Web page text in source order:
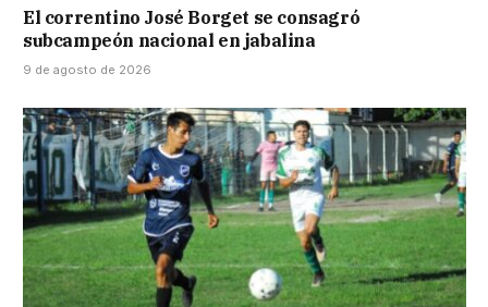
El correntino José Borget se consagró
subcampeón nacional en jabalina
9 de agosto de 2026